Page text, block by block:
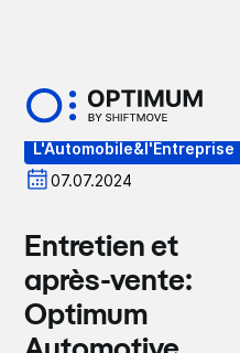
L'Automobile&l'Entreprise
07.07.2024
Entretien et
après-vente:
Optimum